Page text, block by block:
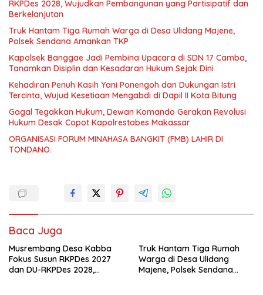
RKPDes 2028, Wujudkan Pembangunan yang Partisipatif dan
Berkelanjutan
Truk Hantam Tiga Rumah Warga di Desa Ulidang Majene,
Polsek Sendana Amankan TKP
Kapolsek Banggae Jadi Pembina Upacara di SDN 17 Camba,
Tanamkan Disiplin dan Kesadaran Hukum Sejak Dini
Kehadiran Penuh Kasih Yani Ponengoh dan Dukungan Istri
Tercinta, Wujud Kesetiaan Mengabdi di Dapil II Kota Bitung
Gagal Tegakkan Hukum, Dewan Komando Gerakan Revolusi
Hukum Desak Copot Kapolrestabes Makassar
ORGANISASI FORUM MINAHASA BANGKIT (FMB) LAHIR DI
TONDANO.
Baca Juga
Musrembang Desa Kabba
Fokus Susun RKPDes 2027
dan DU-RKPDes 2028,
Truk Hantam Tiga Rumah
Warga di Desa Ulidang
Majene, Polsek Sendana